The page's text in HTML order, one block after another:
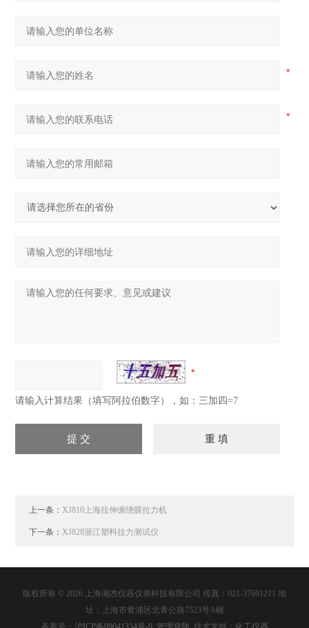
请输入计算结果（填写阿拉伯数字），如：三加四=7
上一条：XJ810上海拉伸缠绕膜拉力机
下一条：XJ828浙江塑料拉力测试仪
版权所有 © 2026 上海湘杰仪器仪表科技有限公司 传真：021-37691211 地
址：上海市青浦区北青公路7523号A幢